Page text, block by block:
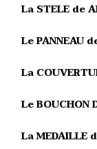
La STELE de
Le PANNEAU
La
Le BOUCHON
La MEDAILLE